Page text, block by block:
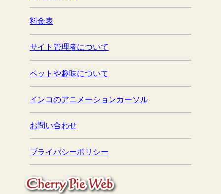
料金表
サイト管理者について
ペットや趣味について
インコのアニメーションカーソル
お問い合わせ
プライバシーポリシー